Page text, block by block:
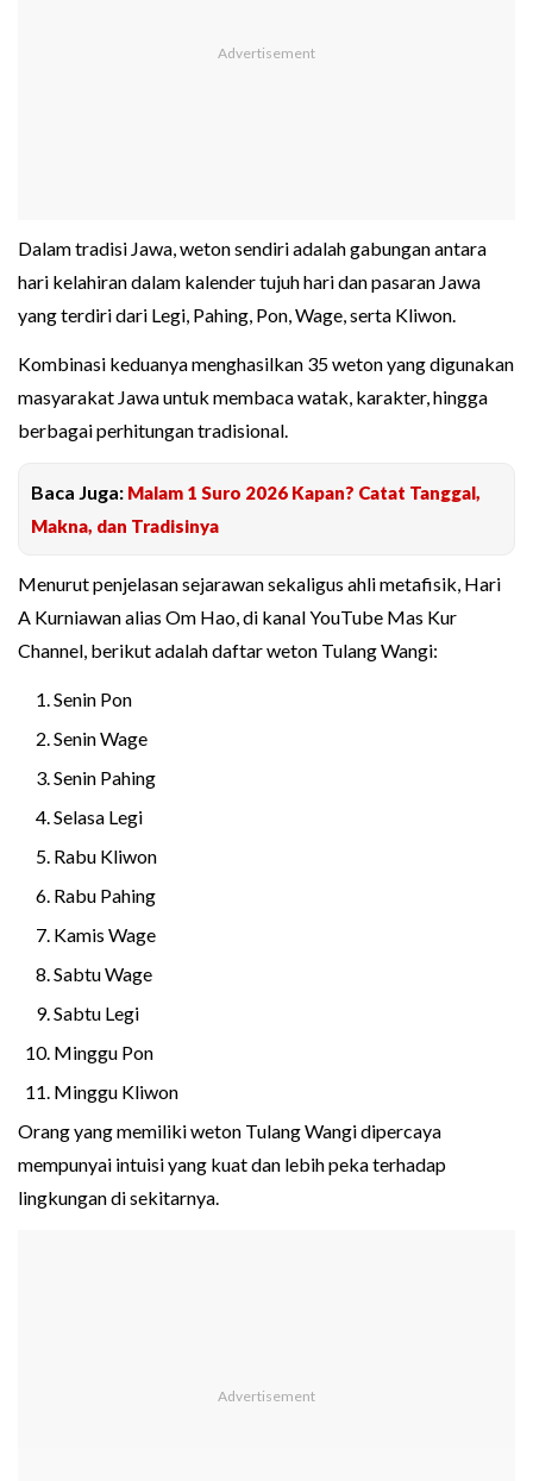
Dalam tradisi Jawa, weton sendiri adalah gabungan antara
hari kelahiran dalam kalender tujuh hari dan pasaran Jawa
yang terdiri dari Legi, Pahing, Pon, Wage, serta Kliwon.
Kombinasi keduanya menghasilkan 35 weton yang digunakan
masyarakat Jawa untuk membaca watak, karakter, hingga
berbagai perhitungan tradisional.
Baca Juga: Malam 1 Suro 2026 Kapan? Catat Tanggal,
Makna, dan Tradisinya
Menurut penjelasan sejarawan sekaligus ahli metafisik, Hari
A Kurniawan alias Om Hao, di kanal YouTube Mas Kur
Channel, berikut adalah daftar weton Tulang Wangi:
Senin Pon
Senin Wage
Senin Pahing
Selasa Legi
Rabu Kliwon
Rabu Pahing
Kamis Wage
Sabtu Wage
Sabtu Legi
Minggu Pon
Minggu Kliwon
Orang yang memiliki weton Tulang Wangi dipercaya
mempunyai intuisi yang kuat dan lebih peka terhadap
lingkungan di sekitarnya.